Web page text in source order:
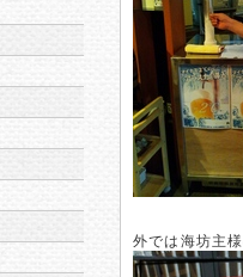
外では海坊主